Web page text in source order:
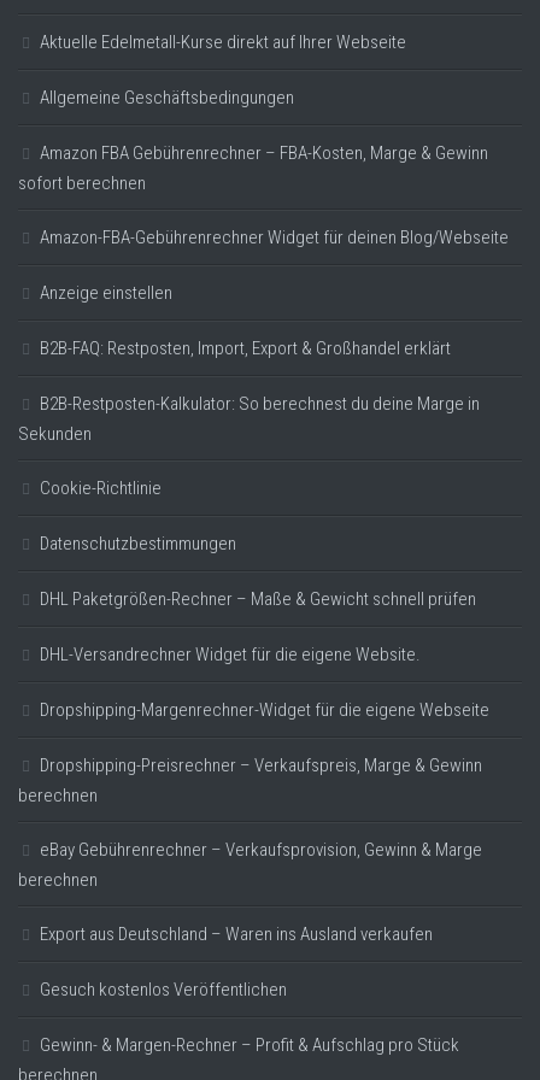
Aktuelle Edelmetall-Kurse direkt auf Ihrer Webseite
Allgemeine Geschäftsbedingungen
Amazon FBA Gebührenrechner – FBA-Kosten, Marge & Gewinn
sofort berechnen
Amazon-FBA-Gebührenrechner Widget für deinen Blog/Webseite
Anzeige einstellen
B2B-FAQ: Restposten, Import, Export & Großhandel erklärt
B2B-Restposten-Kalkulator: So berechnest du deine Marge in
Sekunden
Cookie-Richtlinie
Datenschutzbestimmungen
DHL Paketgrößen-Rechner – Maße & Gewicht schnell prüfen
DHL-Versandrechner Widget für die eigene Website.
Dropshipping-Margenrechner-Widget für die eigene Webseite
Dropshipping-Preisrechner – Verkaufspreis, Marge & Gewinn
berechnen
eBay Gebührenrechner – Verkaufsprovision, Gewinn & Marge
berechnen
Export aus Deutschland – Waren ins Ausland verkaufen
Gesuch kostenlos Veröffentlichen
Gewinn- & Margen-Rechner – Profit & Aufschlag pro Stück
berechnen